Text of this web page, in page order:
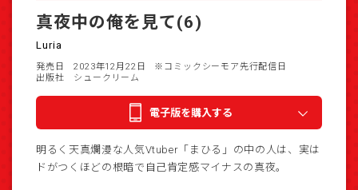
真夜中の俺を見て(6)
Luria
発売日 2023年12月22日
※コミックシーモア先行配信日
出版社 シュークリーム
電子版を購入する
明るく天真爛漫な人気Vtuber「まひる」の中の人は、実は
ドがつくほどの根暗で自己肯定感マイナスの真夜。